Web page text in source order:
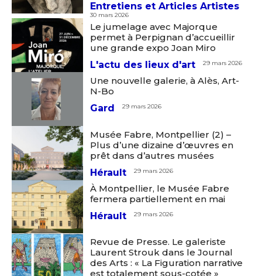
Entretiens et Articles Artistes
30 mars 2026
Le jumelage avec Majorque
permet à Perpignan d’accueillir
une grande expo Joan Miro
L'actu des lieux d'art
29 mars 2026
Une nouvelle galerie, à Alès, Art-
N-Bo
Gard
29 mars 2026
Musée Fabre, Montpellier (2) –
Plus d’une dizaine d’œuvres en
prêt dans d’autres musées
Hérault
29 mars 2026
À Montpellier, le Musée Fabre
fermera partiellement en mai
Hérault
29 mars 2026
Revue de Presse. Le galeriste
Laurent Strouk dans le Journal
des Arts : « La Figuration narrative
est totalement sous-cotée »